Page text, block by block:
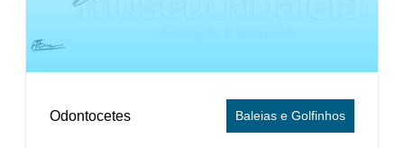
Baleias e Golfinhos
Odontocetes